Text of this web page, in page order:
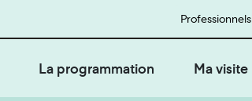
Professionnels
La programmation Ma visite